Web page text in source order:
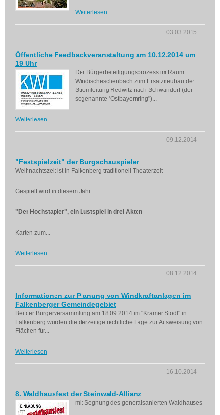
Weiterlesen
03.03.2015
Öffentliche Feedbackveranstaltung am 10.12.2014 um
19 Uhr
Der Bürgerbeteiligungsprozess im Raum
Windischeschenbach zum Ersatzneubau der
Stromleitung Redwitz nach Schwandorf (der
sogenannte "Ostbayernring")...
Weiterlesen
09.12.2014
"Festspielzeit" der Burgschauspieler
Weihnachtszeit ist in Falkenberg traditionell Theaterzeit
Gespielt wird in diesem Jahr
"Der Hochstapler", ein Lustspiel in drei Akten
Karten zum...
Weiterlesen
08.12.2014
Informationen zur Planung von Windkraftanlagen im
Falkenberger Gemeindegebiet
Bei der Bürgerversammlung am 18.09.2014 im "Kramer Stodl" in
Falkenberg wurden die derzeitige rechtliche Lage zur Ausweisung von
Flächen für...
Weiterlesen
16.10.2014
8. Waldhausfest der Steinwald-Allianz
mit Segnung des generalsanierten Waldhauses